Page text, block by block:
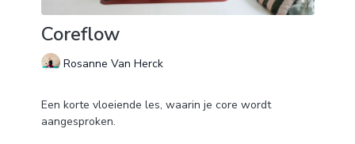
Coreflow
Rosanne Van Herck
Een korte vloeiende les, waarin je core wordt
aangesproken.